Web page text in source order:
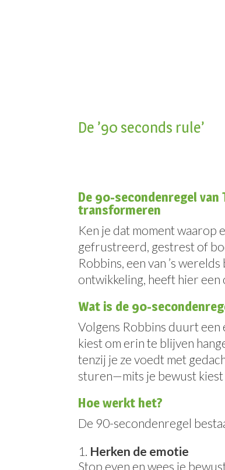
De ’90 seconds rule’
De 90-secondenregel
transformeren
Ken je dat moment waarop
gefrustreerd, gestrest of
Robbins, een van ’s
ontwikkeling, heeft hier
Wat is de 90-
Volgens Robbins duurt een
kiest om erin te blijven
tenzij je ze voedt met
sturen—mits je bewust kiest
Hoe werkt het?
De 90-secondenregel
Herken de emotie
Stop even en wees je